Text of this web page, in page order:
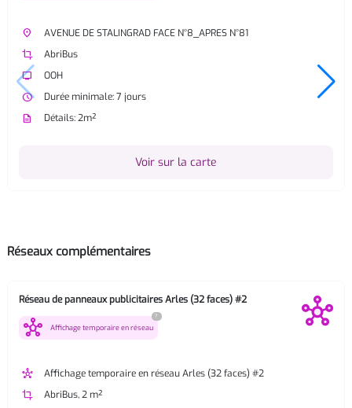
place
AVENUE DE STALINGRAD FACE N°8_APRES N°81
crop
AbriBus
tv
OOH
watch_later
Durée minimale: 7 jours
description
Détails: 2m²
Voir sur la carte
Réseaux complémentaires
Réseau de panneaux publicitaires Arles (32 faces) #2
hub Affichage temporaire en réseau
?
hub
Affichage temporaire en réseau Arles (32 faces) #2
crop
AbriBus, 2 m²